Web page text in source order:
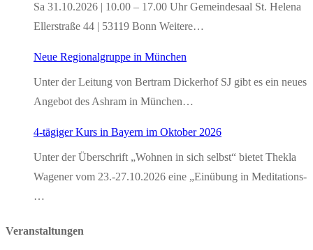
Sa 31.10.2026 | 10.00 – 17.00 Uhr Gemeindesaal St. Helena
Ellerstraße 44 | 53119 Bonn Weitere…
Neue Regionalgruppe in München
Unter der Leitung von Bertram Dickerhof SJ gibt es ein neues
Angebot des Ashram in München…
4-tägiger Kurs in Bayern im Oktober 2026
Unter der Überschrift „Wohnen in sich selbst“ bietet Thekla
Wagener vom 23.-27.10.2026 eine „Einübung in Meditations-
…
Veranstaltungen